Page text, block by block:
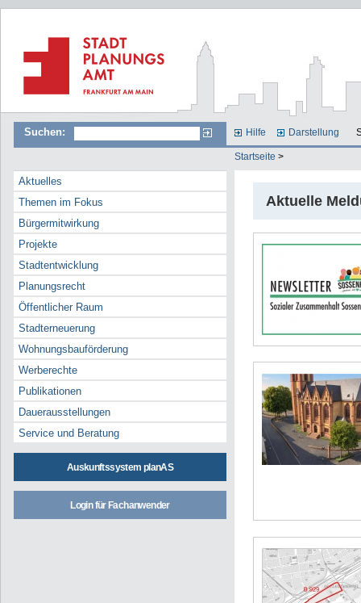
Suchen: Hilfe Darstellung
Startseite >
Aktuelles
Themen im Fokus
Bürgermitwirkung
Projekte
Stadtentwicklung
Planungsrecht
Öffentlicher Raum
Stadterneuerung
Wohnungsbauförderung
Werberechte
Publikationen
Dauerausstellungen
Service und Beratung
Auskunftssystem planAS
Login für Fachanwender
Aktuelle